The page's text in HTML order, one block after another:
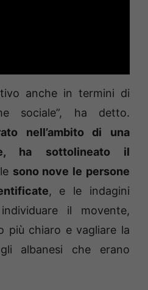
anche in termini di
sociale”, ha detto.
nell’ambito di una
ha sottolineato il
sono nove le persone
, e le indagini
il movente,
più chiaro e vagliare la
albanesi che erano